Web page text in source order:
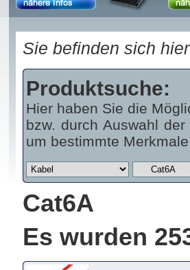
Sie befinden sich
Produktsuche:
Hier haben Sie die
bzw. durch Auswahl
um bestimmte
Cat6A
Es wurden